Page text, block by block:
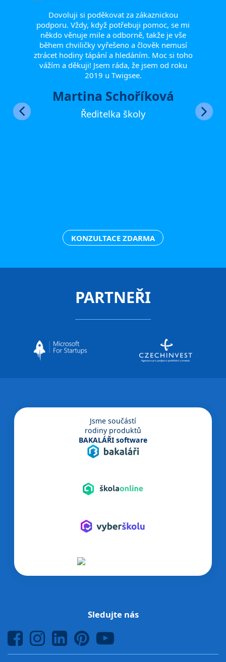
Dovoluji si poděkovat za zákaznickou
podporu. Vždy, když potřebuji pomoc, se mi
někdo věnuje mile a odborně, takže je vše
během chviličky vyřešeno a člověk nemusí
ztrácet hodiny tápání a hledáním. Moc si toho
vážím a děkuji! Jsem ráda, že jsem od roku
2019 u Twigsee.
Martina Schoříková
Ředitelka školy
KONZULTACE ZDARMA
PARTNEŘI
Jsme součástí
rodiny produktů
BAKALÁŘI software
Sledujte nás